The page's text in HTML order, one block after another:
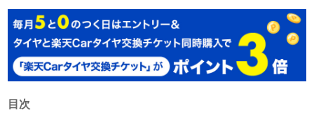
目次